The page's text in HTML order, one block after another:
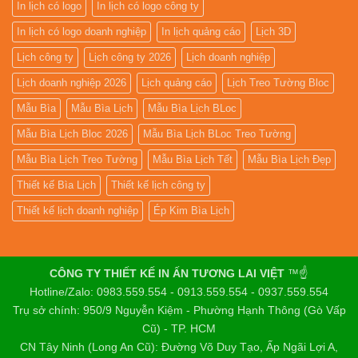
In lịch có logo In lịch có logo công ty
In lịch có logo doanh nghiệp In lịch quảng cáo Lịch 3D
Lịch công ty Lịch công ty 2026 Lịch doanh nghiệp
Lịch doanh nghiệp 2026 Lịch quảng cáo Lịch Treo Tường Bloc
Mẫu Bìa Mẫu Bìa Lịch Mẫu Bìa Lịch BLoc
Mẫu Bìa Lịch Bloc 2026 Mẫu Bìa Lịch BLoc Treo Tường
Mẫu Bìa Lịch Treo Tường Mẫu Bìa Lịch Tết Mẫu Bìa Lịch Đẹp
Thiết kế Bìa Lịch Thiết kế lịch công ty
Thiết kế lịch doanh nghiệp Ép Kim Bìa Lịch
CÔNG TY THIẾT KẾ IN ẤN TƯƠNG LAI VIỆT ™☝️
Hotline/Zalo: 0983.559.554 - 0913.559.554 - 0937.559.554
Trụ sở chính: 950/9 Nguyễn Kiệm - Phường Hạnh Thông (Gò Vấp
Cũ) - TP. HCM
CN Tây Ninh (Long An Cũ): Đường Võ Duy Tạo, Ấp Ngãi Lợi A,